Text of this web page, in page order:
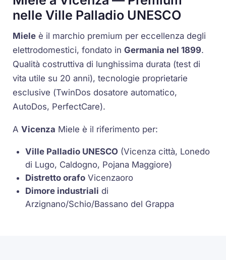
nelle Ville Palladio UNESCO
Miele è il marchio premium per eccellenza degli
elettrodomestici, fondato inGermania nel 1899.
Qualità costruttiva di lunghissima durata (test di
vita utile su 20 anni), tecnologie proprietarie
esclusive (TwinDos dosatore automatico,
AutoDos, PerfectCare).
AVicenza Miele è il riferimento per:
Ville Palladio UNESCO (Vicenza città, Lonedo
di Lugo, Caldogno, Pojana Maggiore)
Distretto orafo Vicenzaoro
Dimore industriali di
Arzignano/Schio/Bassano del Grappa